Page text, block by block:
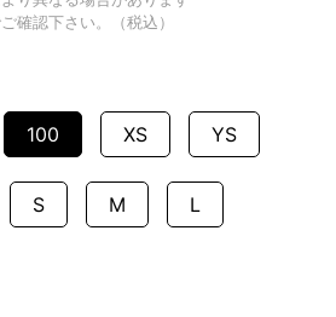
確認下さい。（税込）
100 XS YS
S M L